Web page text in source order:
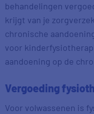
behandelingen
krijgt van je
chronische
voor
aandoening op de
Vergoeding
Voor volwassenen is